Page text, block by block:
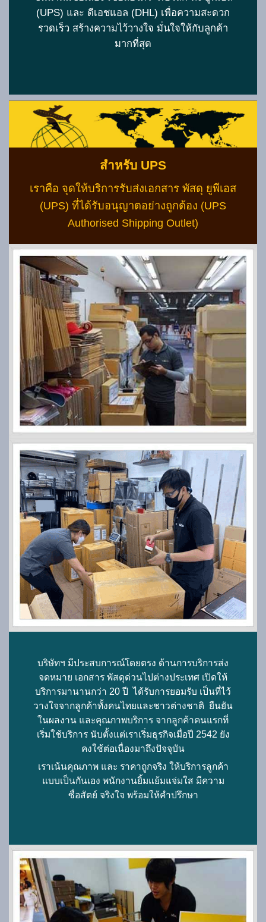
(UPS) และ ดีเอชแอล (DHL) เพื่อความสะดวก
รวดเร็ว สร้างความไว้วางใจ มั่นใจให้กับลูกค้า
มากที่สุด
สำหรับ UPS
เราคือ จุดให้บริการรับส่งเอกสาร พัสดุ ยูพีเอส
(UPS) ที่ได้รับอนุญาตอย่างถูกต้อง (UPS
Authorised Shipping Outlet)
บริษัทฯ มีประสบการณ์โดยตรง ด้านการบริการส่ง
จดหมาย เอกสาร พัสดุด่วนไปต่างประเทศ เปิดให้
บริการมานานกว่า 20 ปี
ได้รับการยอมรับ เป็นที่ไว้
วางใจจากลูกค้าทั้งคนไทยและชาวต่างชาติ ยืนยัน
ในผลงาน และคุณภาพบริการ จากลูกค้าคนแรกที่
เริ่มใช้บริการ นับตั้งแต่เราเริ่มธุรกิจเมื่อปี 2542 ยัง
คงใช้ต่อเนื่องมาถึงปัจจุบัน
เราเน้นคุณภาพ และ ราคาถูกจริง ให้บริการลูกค้า
แบบเป็นกันเอง พนักงานยิ้มแย้มแจ่มใส มีความ
ซื่อสัตย์ จริงใจ พร้อมให้คำปรึกษา